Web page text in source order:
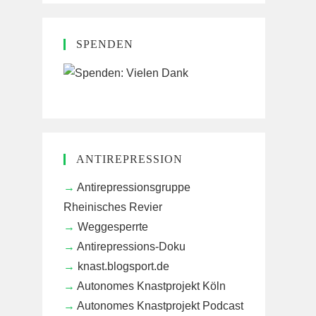
SPENDEN
ANTIREPRESSION
Antirepressionsgruppe
Rheinisches Revier
Weggesperrte
Antirepressions-Doku
knast.blogsport.de
Autonomes Knastprojekt Köln
Autonomes Knastprojekt Podcast